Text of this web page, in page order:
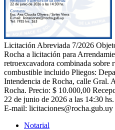
Licitación Abreviada 7/2026
Rocha a licitación para
retroexcavadora combinada sobre
combustible incluido Pliegos:
Intendencia de Rocha, calle Gral.
Rocha. Precio: $ 10.000,00
22 de junio de 2026 a las 14:30
E-mail: licitaciones@rocha.gub.uy
Notarial